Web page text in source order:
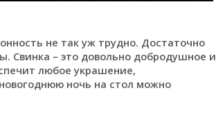
не так уж трудно. Достаточно
Свинка – это довольно добродушное и
любое украшение,
ночь на стол можно